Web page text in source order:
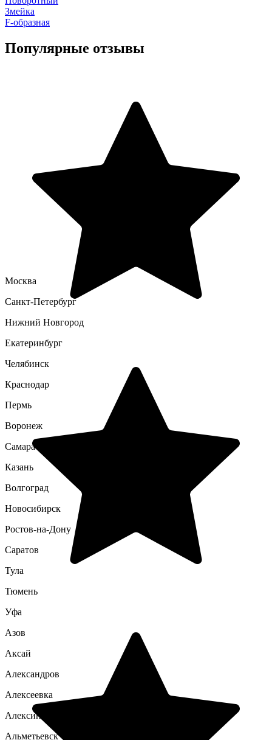
Змейка
F-образная
Популярные отзывы
Москва
Санкт-Петербург
Нижний Новгород
Екатеринбург
Челябинск
Краснодар
Пермь
Воронеж
Самара
Казань
Волгоград
Новосибирск
Ростов-на-Дону
Саратов
Тула
Тюмень
Уфа
Азов
Аксай
Александров
Алексеевка
Алексин
Альметьевск